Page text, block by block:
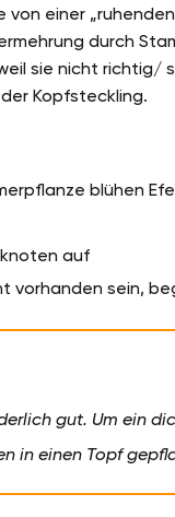
einer
durch
sie nicht richtig/
Kopfsteckling.
blühen
auf
vorhanden sein,
gut. Um ein
in einen Topf